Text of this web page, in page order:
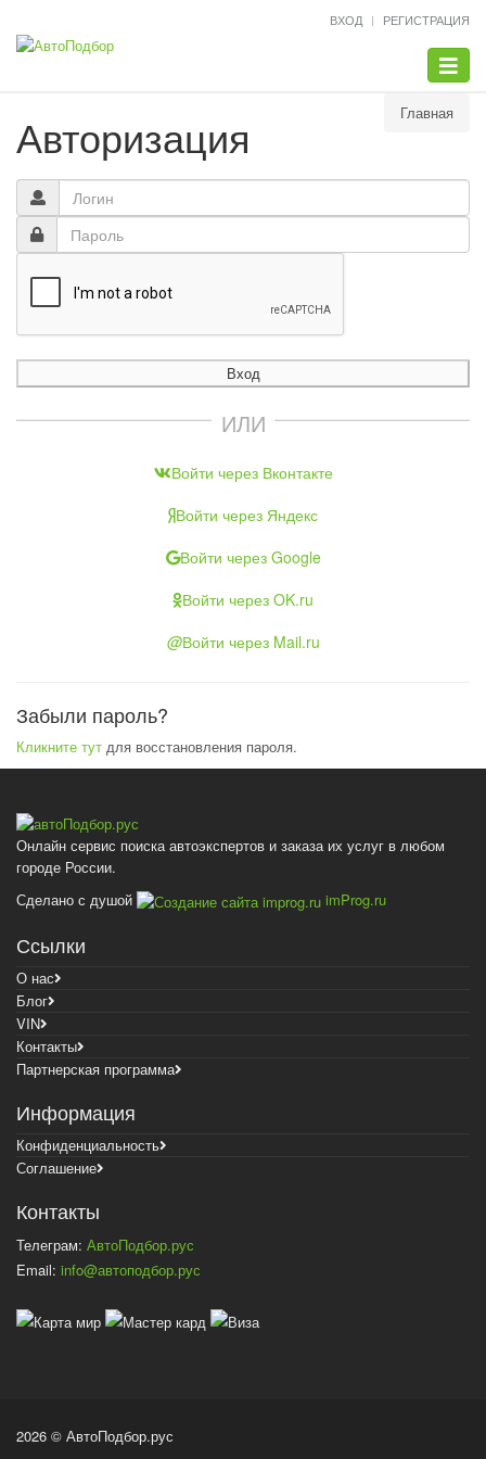
ВХОД РЕГИСТРАЦИЯ
Меню
Авторизация Главная
Вход
ИЛИ
Войти через Вконтакте
Войти через Яндекс
Войти через Google
Войти через OK.ru
@Войти через Mail.ru
Забыли пароль?
Кликните тут для восстановления пароля.
Онлайн сервис поиска автоэкспертов и заказа их услуг в любом
городе России.
Сделано с душой
imProg.ru
Ссылки
О нас
Блог
VIN
Контакты
Партнерская программа
Информация
Конфиденциальность
Соглашение
Контакты
Телеграм: АвтоПодбор.рус
Email: info@автоподбор.рус
2026 © АвтоПодбор.рус